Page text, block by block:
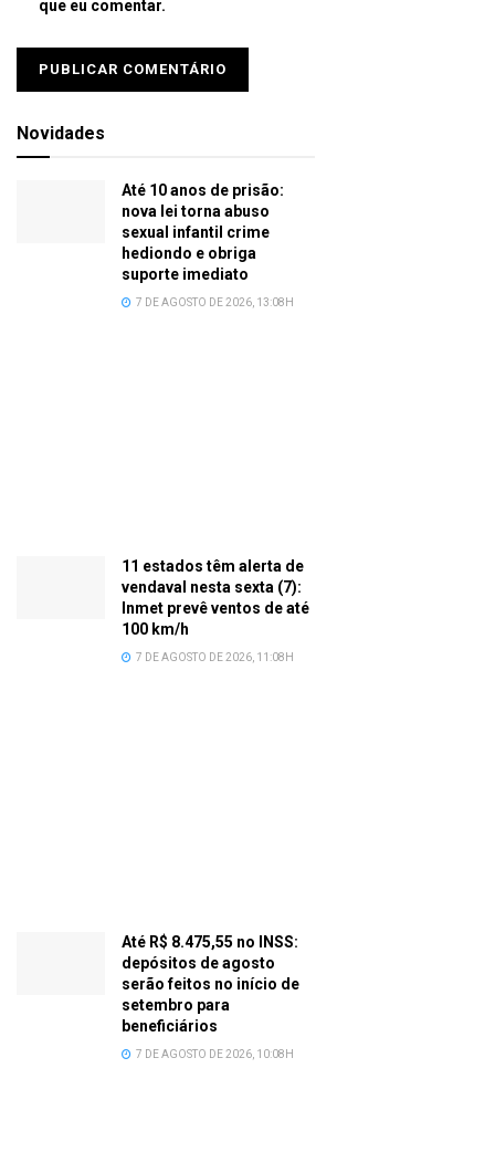
que eu comentar.
Novidades
Até 10 anos de prisão:
nova lei torna abuso
sexual infantil crime
hediondo e obriga
suporte imediato
7 DE AGOSTO DE 2026, 13:08H
11 estados têm alerta de
vendaval nesta sexta (7):
Inmet prevê ventos de até
100 km/h
7 DE AGOSTO DE 2026, 11:08H
Até R$ 8.475,55 no INSS:
depósitos de agosto
serão feitos no início de
setembro para
beneficiários
7 DE AGOSTO DE 2026, 10:08H